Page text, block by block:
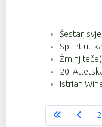
Šestar,
Sprint
Žminj
20.
Istrian